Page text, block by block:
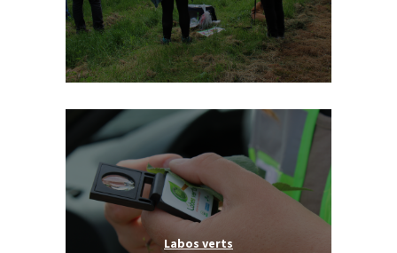
Labos verts